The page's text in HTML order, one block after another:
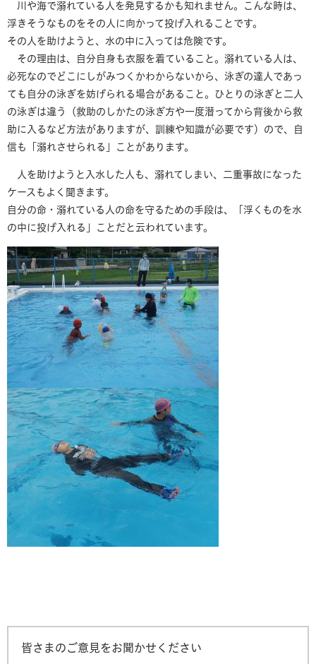
川や海で溺れている人を発見するかも知れません。こんな時は、
浮きそうなものをその人に向かって投げ入れることです。
その人を助けようと、水の中に入っては危険です。
その理由は、自分自身も衣服を着ていること。溺れている人は、
必死なのでどこにしがみつくかわからないから、泳ぎの達人であっ
ても自分の泳ぎを妨げられる場合があること。ひとりの泳ぎと二人
の泳ぎは違う（救助のしかたの泳ぎ方や一度潜ってから背後から救
助に入るなど方法がありますが、訓練や知識が必要です）ので、自
信も「溺れさせられる」ことがあります。
人を助けようと入水した人も、溺れてしまい、二重事故になった
ケースもよく聞きます。
自分の命・溺れている人の命を守るための手段は、「浮くものを水
の中に投げ入れる」ことだと云われています。
皆さまのご意見をお聞かせください